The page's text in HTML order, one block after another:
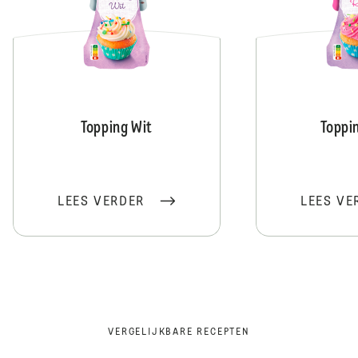
Topping Wit
LEES VERDER LEES
VERGELIJKBARE RECEPTEN